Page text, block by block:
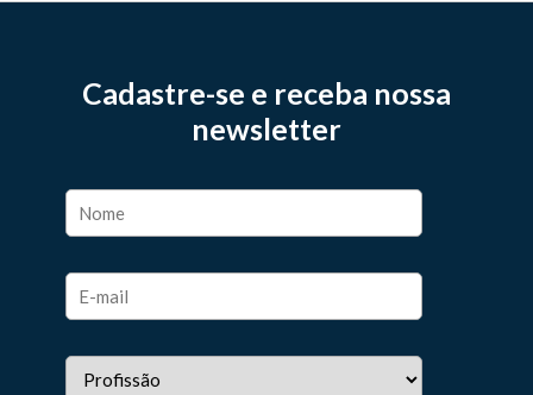
Cadastre-se e receba nossa
newsletter